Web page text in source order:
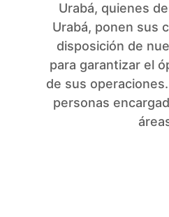
Urabá, quienes
Urabá, ponen sus
disposición de
para garantizar el
de sus
personas